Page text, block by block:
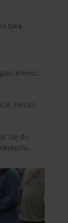
taką
klienci,
Ferrari
się do